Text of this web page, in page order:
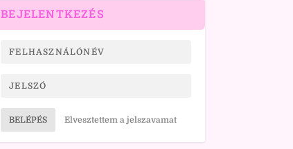
BEJELENTKEZÉS
BELÉPÉS Elvesztettem a jelszavamat